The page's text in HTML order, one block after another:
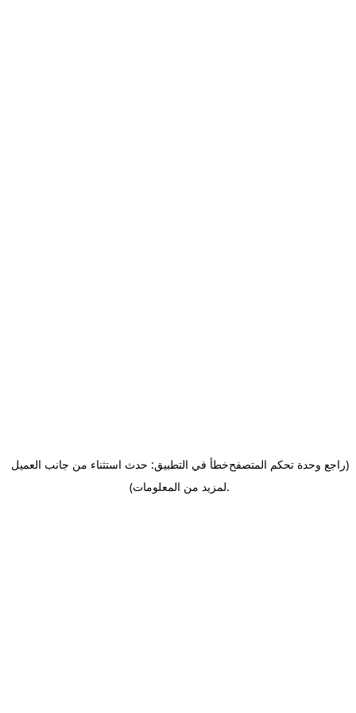
خطأ في التطبيق: حدث استثناء من جانب العميل(راجع وحدة تحكم المتصفح
لمزيد من المعلومات).